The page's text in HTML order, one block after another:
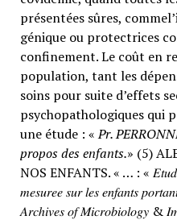
présentées sûres,
génique ou protectrices
confinement. Le coût en
population, tant les
soins pour suite d’effets
psychopathologiques qui
une étude : «Pr.
propos des enfants.» (5)
NOS ENFANTS. « … : « 𝐸𝑡𝑢𝑑𝑒
𝑚𝑒𝑠𝑢𝑟𝑒𝑒 𝑠𝑢𝑟 𝑙𝑒𝑠 𝑒𝑛𝑓𝑎𝑛𝑡𝑠
𝐴𝑟𝑐ℎ𝑖𝑣𝑒𝑠 𝑜𝑓 𝑀𝑖𝑐𝑟𝑜𝑏𝑖𝑜𝑙𝑜𝑔𝑦 &